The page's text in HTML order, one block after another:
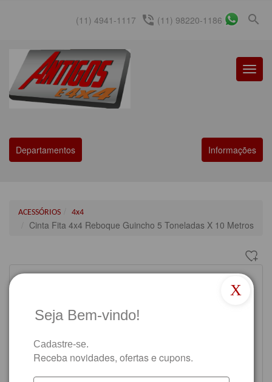
search
(11) 4941-1117 phone_in_talk (11) 98220-1186
Menu
Departamentos Informações
ACESSÓRIOS 4x4
Cinta Fita 4x4 Reboque Guincho 5 Toneladas X 10 Metros
X
Seja Bem-vindo!
Cadastre-se.
Receba novidades, ofertas e cupons.